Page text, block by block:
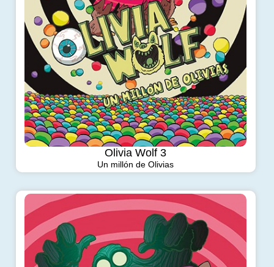
Olivia Wolf 3
Un millón de Olivias